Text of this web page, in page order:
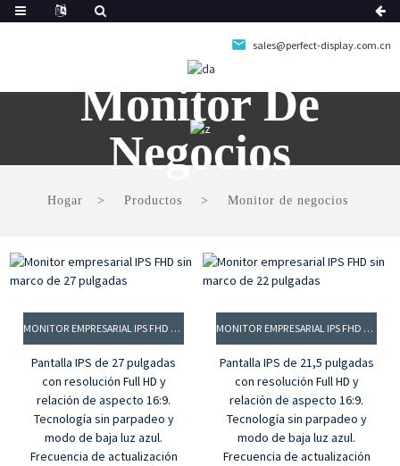
sales@perfect-display.com.cn
Monitor De
Negocios
Hogar Productos Monitor de negocios
MONITOR EMPRESARIAL IPS FHD SIN MARCO DE 27 PULGADAS
Pantalla IPS de 27 pulgadas
con resolución Full HD y
relación de aspecto 16:9.
Tecnología sin parpadeo y
modo de baja luz azul.
Frecuencia de actualización
MONITOR EMPRESARIAL IPS FHD SIN MARCO DE 22 PULGADAS
Pantalla IPS de 21,5 pulgadas
con resolución Full HD y
relación de aspecto 16:9.
Tecnología sin parpadeo y
modo de baja luz azul.
Frecuencia de actualización